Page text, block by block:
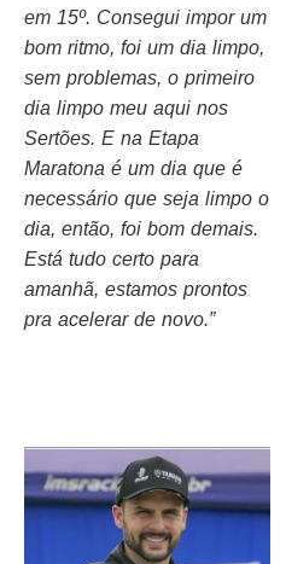
em 15º. Consegui impor um
bom ritmo, foi um dia limpo,
sem problemas, o primeiro
dia limpo meu aqui nos
Sertões. E na Etapa
Maratona é um dia que é
necessário que seja limpo o
dia, então, foi bom demais.
Está tudo certo para
amanhã, estamos prontos
pra acelerar de novo.”